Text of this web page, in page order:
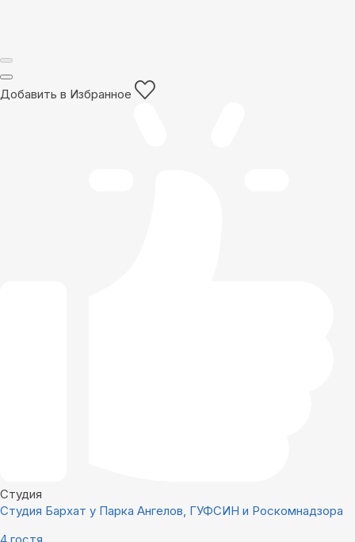
Добавить в Избранное
Студия
Студия Бархат у Парка Ангелов, ГУФСИН и Роскомнадзора